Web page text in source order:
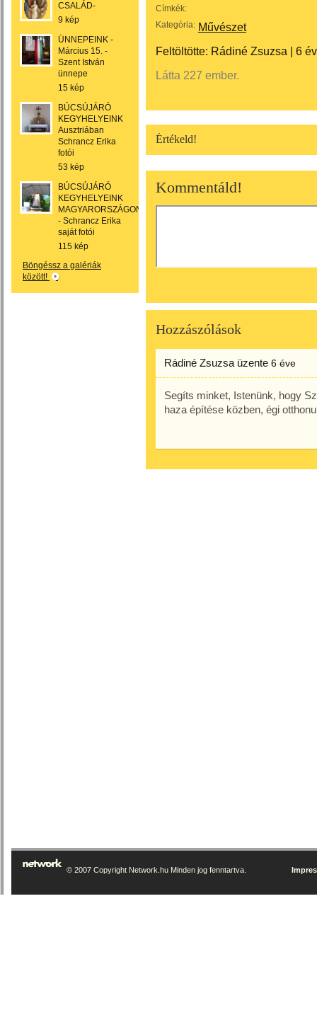
CSALÁD-
9 kép
ÜNNEPEINK -
Március 15. -
Szent István
ünnepe
15 kép
BÚCSÚJÁRÓ
KEGYHELYEINK
Ausztriában
Schrancz Erika
fotói
53 kép
BÚCSÚJÁRÓ
KEGYHELYEINK
MAGYARORSZÁGON
- Schrancz Erika
saját fotói
115 kép
Böngéssz a galériák
között!
Címkék:
Kategória: Művészet
Feltöltötte: Rádiné Zsuzsa | 6
Látta 227 ember.
Értékeld!
Kommentáld!
Hozzászólások
Rádiné Zsuzsa üzente 6 éve
Segíts minket, Istenünk, hogy
haza építése közben, égi
© 2007 Copyright Network.hu Minden jog fenntartva.